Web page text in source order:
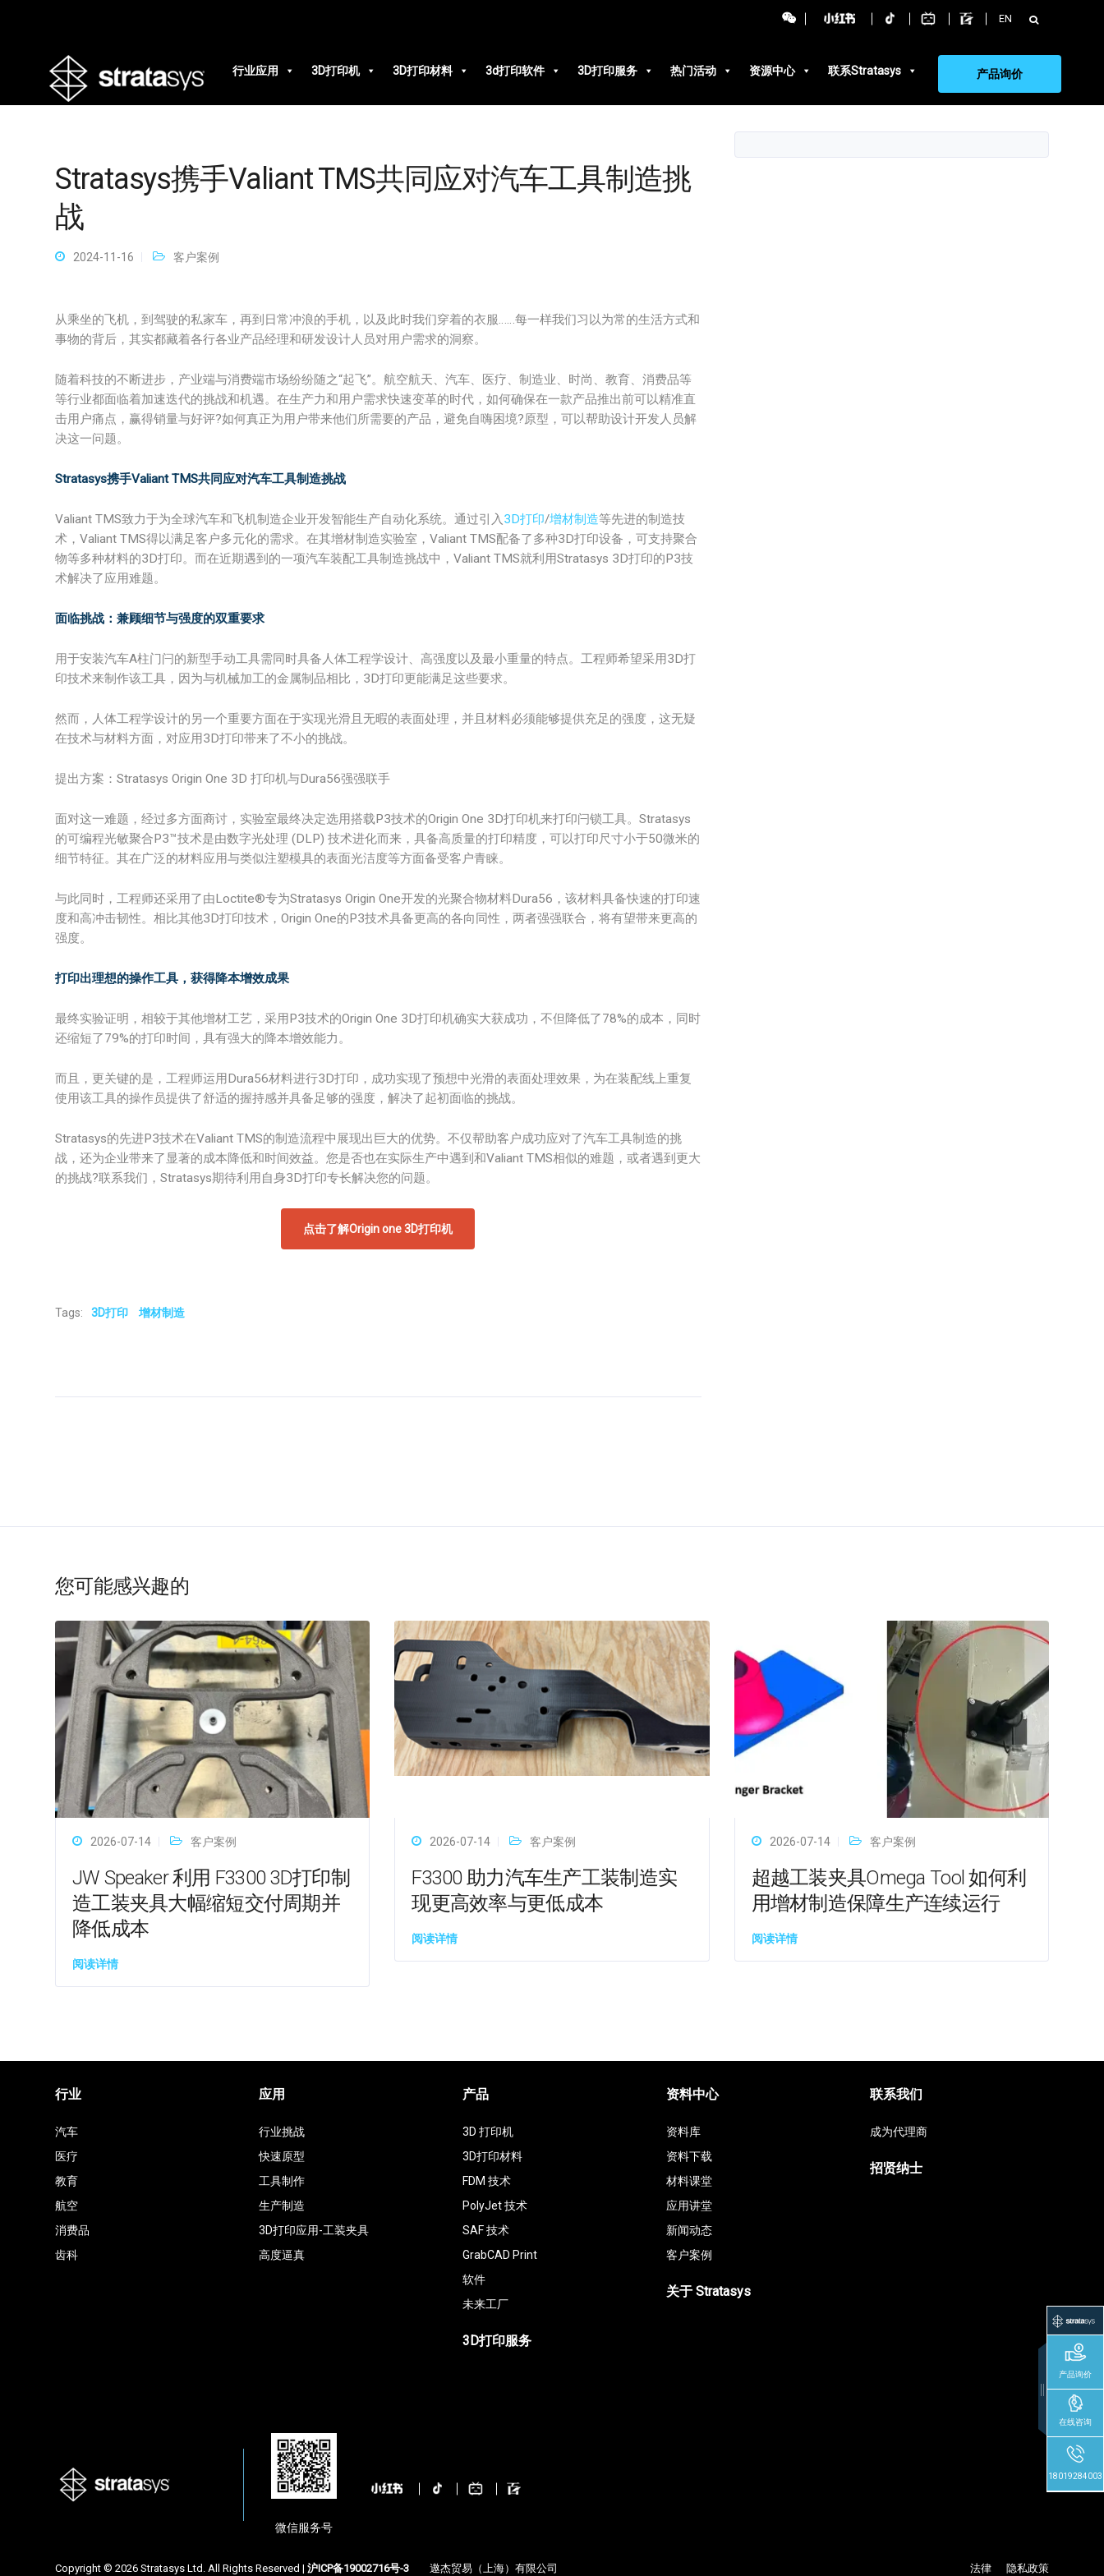
EN 搜
索：
行业应用
3D打印机 3D打印材料 3d打印软件 3D打印服务 热门活动 资源中心 联系Stratasys 产品询价
Stratasys携手Valiant TMS共同应对汽车工具制造挑
战
2024-11-16 客户案例
从乘坐的飞机，到驾驶的私家车，再到日常冲浪的手机，以及此时我们穿着的衣服……每一样我们习以为常的生活方式和
事物的背后，其实都藏着各行各业产品经理和研发设计人员对用户需求的洞察。
随着科技的不断进步，产业端与消费端市场纷纷随之“起飞”。航空航天、汽车、医疗、制造业、时尚、教育、消费品等
等行业都面临着加速迭代的挑战和机遇。在生产力和用户需求快速变革的时代，如何确保在一款产品推出前可以精准直
击用户痛点，赢得销量与好评?如何真正为用户带来他们所需要的产品，避免自嗨困境?原型，可以帮助设计开发人员解
决这一问题。
Stratasys携手Valiant TMS共同应对汽车工具制造挑战
Valiant TMS致力于为全球汽车和飞机制造企业开发智能生产自动化系统。通过引入3D打印/增材制造等先进的制造技
术，Valiant TMS得以满足客户多元化的需求。在其增材制造实验室，Valiant TMS配备了多种3D打印设备，可支持聚合
物等多种材料的3D打印。而在近期遇到的一项汽车装配工具制造挑战中，Valiant TMS就利用Stratasys 3D打印的P3技
术解决了应用难题。
面临挑战：兼顾细节与强度的双重要求
用于安装汽车A柱门闩的新型手动工具需同时具备人体工程学设计、高强度以及最小重量的特点。工程师希望采用3D打
印技术来制作该工具，因为与机械加工的金属制品相比，3D打印更能满足这些要求。
然而，人体工程学设计的另一个重要方面在于实现光滑且无暇的表面处理，并且材料必须能够提供充足的强度，这无疑
在技术与材料方面，对应用3D打印带来了不小的挑战。
提出方案：Stratasys Origin One 3D 打印机与Dura56强强联手
面对这一难题，经过多方面商讨，实验室最终决定选用搭载P3技术的Origin One 3D打印机来打印闩锁工具。Stratasys
的可编程光敏聚合P3™技术是由数字光处理 (DLP) 技术进化而来，具备高质量的打印精度，可以打印尺寸小于50微米的
细节特征。其在广泛的材料应用与类似注塑模具的表面光洁度等方面备受客户青睐。
与此同时，工程师还采用了由Loctite®专为Stratasys Origin One开发的光聚合物材料Dura56，该材料具备快速的打印速
度和高冲击韧性。相比其他3D打印技术，Origin One的P3技术具备更高的各向同性，两者强强联合，将有望带来更高的
强度。
打印出理想的操作工具，获得降本增效成果
最终实验证明，相较于其他增材工艺，采用P3技术的Origin One 3D打印机确实大获成功，不但降低了78%的成本，同时
还缩短了79%的打印时间，具有强大的降本增效能力。
而且，更关键的是，工程师运用Dura56材料进行3D打印，成功实现了预想中光滑的表面处理效果，为在装配线上重复
使用该工具的操作员提供了舒适的握持感并具备足够的强度，解决了起初面临的挑战。
Stratasys的先进P3技术在Valiant TMS的制造流程中展现出巨大的优势。不仅帮助客户成功应对了汽车工具制造的挑
战，还为企业带来了显著的成本降低和时间效益。您是否也在实际生产中遇到和Valiant TMS相似的难题，或者遇到更大
的挑战?联系我们，Stratasys期待利用自身3D打印专长解决您的问题。
点击了解Origin one 3D打印机
Tags: 3D打印 增材制造
您可能感兴趣的
2026-07-14 客户案例
JW Speaker 利用 F3300 3D打印制
造工装夹具大幅缩短交付周期并
降低成本
阅读详情
2026-07-14 客户案例
F3300 助力汽车生产工装制造实
现更高效率与更低成本
阅读详情
2026-07-14 客户案例
超越工装夹具Omega Tool 如何利
用增材制造保障生产连续运行
阅读详情
行业
汽车
医疗
教育
航空
消费品
齿科
应用
行业挑战
快速原型
工具制作
生产制造
3D打印应用-工装夹具
高度逼真
产品
3D 打印机
3D打印材料
FDM 技术
PolyJet 技术
SAF 技术
GrabCAD Print
软件
未来工厂
3D打印服务
资料中心
资料库
资料下载
材料课堂
应用讲堂
新闻动态
客户案例
关于 Stratasys
联系我们
成为代理商
招贤纳士
微信服务号
Copyright © 2026 Stratasys Ltd. All Rights Reserved | 沪ICP备19002716号-3 遨杰贸易（上海）有限公司 法律 隐私政策
产品询价
在线咨询
18019284003